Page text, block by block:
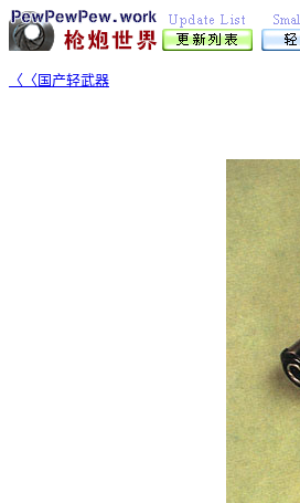
〈〈国产轻武器